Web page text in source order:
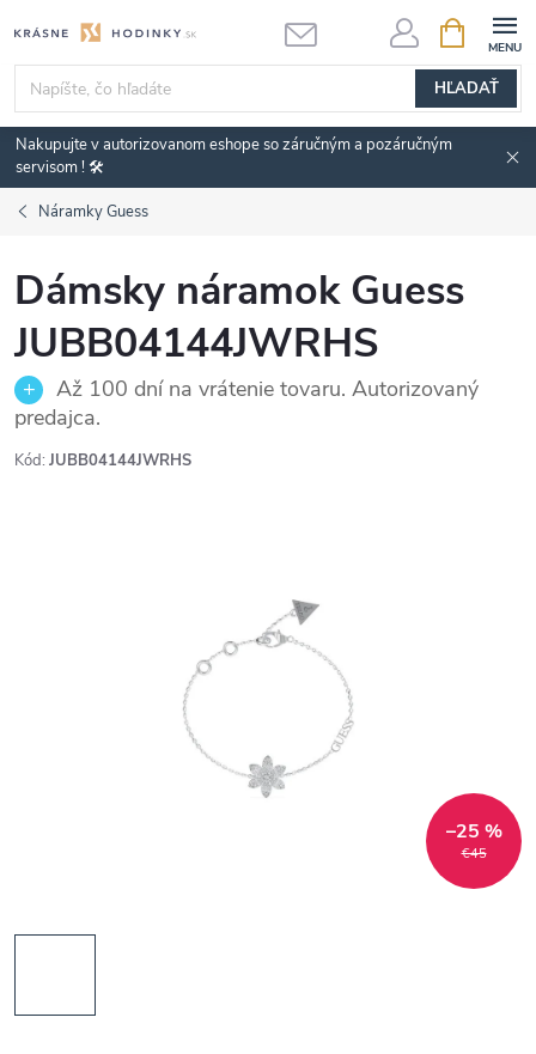
na
obsah
HĽADAŤ
KOŠÍK
Nakupujte v autorizovanom eshope so záručným a pozáručným
servisom ! 🛠️
Náramky Guess
Dámsky náramok Guess
JUBB04144JWRHS
Až 100 dní na vrátenie tovaru. Autorizovaný
predajca.
Kód: JUBB04144JWRHS
€45
–25 %